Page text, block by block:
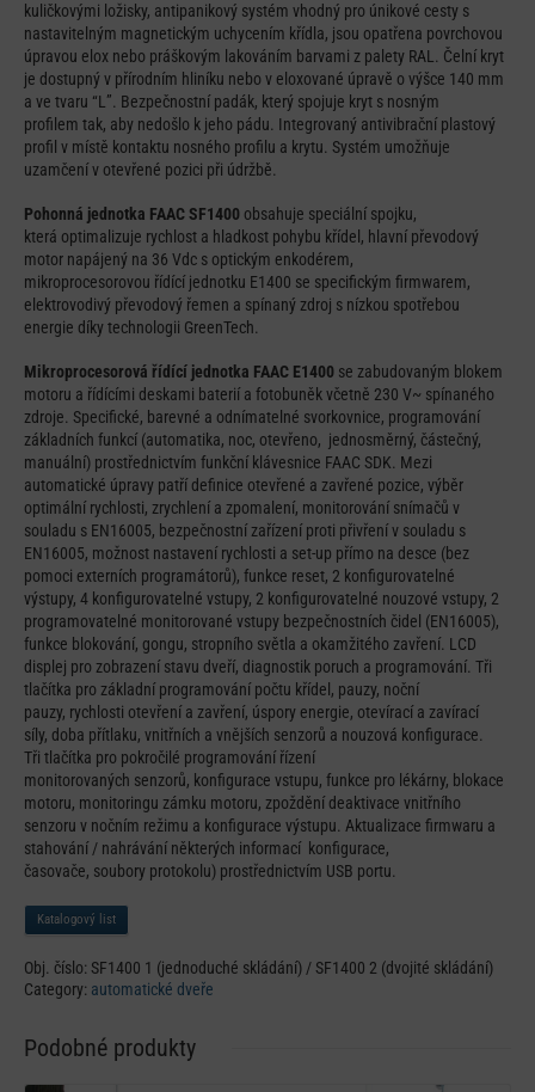
kuličkovými ložisky, antipanikový systém vhodný pro únikové cesty s
nastavitelným magnetickým uchycením křídla, jsou opatřena povrchovou
úpravou elox nebo práškovým lakováním barvami z palety RAL. Čelní kryt
je dostupný v přírodním hliníku nebo v eloxované úpravě o výšce 140 mm
a ve tvaru “L”. Bezpečnostní padák, který spojuje kryt s nosným
profilem tak, aby nedošlo k jeho pádu. Integrovaný antivibrační plastový
profil v místě kontaktu nosného profilu a krytu. Systém umožňuje
uzamčení v otevřené pozici při údržbě.
Pohonná jednotka FAAC SF1400 obsahuje speciální spojku,
která optimalizuje rychlost a hladkost pohybu křídel, hlavní převodový
motor napájený na 36 Vdc s optickým enkodérem,
mikroprocesorovou řídící jednotku E1400 se specifickým firmwarem,
elektrovodivý převodový řemen a spínaný zdroj s nízkou spotřebou
energie díky technologii GreenTech.
Mikroprocesorová řídící jednotka FAAC E1400 se zabudovaným blokem
motoru a řídícími deskami baterií a fotobuněk včetně 230 V~ spínaného
zdroje. Specifické, barevné a odnímatelné svorkovnice, programování
základních funkcí (automatika, noc, otevřeno, jednosměrný, částečný,
manuální) prostřednictvím funkční klávesnice FAAC SDK. Mezi
automatické úpravy patří definice otevřené a zavřené pozice, výběr
optimální rychlosti, zrychlení a zpomalení, monitorování snímačů v
souladu s EN16005, bezpečnostní zařízení proti přivření v souladu s
EN16005, možnost nastavení rychlosti a set-up přímo na desce (bez
pomoci externích programátorů), funkce reset, 2 konfigurovatelné
výstupy, 4 konfigurovatelné vstupy, 2 konfigurovatelné nouzové vstupy, 2
programovatelné monitorované vstupy bezpečnostních čidel (EN16005),
funkce blokování, gongu, stropního světla a okamžitého zavření. LCD
displej pro zobrazení stavu dveří, diagnostik poruch a programování. Tři
tlačítka pro základní programování počtu křídel, pauzy, noční
pauzy, rychlosti otevření a zavření, úspory energie, otevírací a zavírací
síly, doba přítlaku, vnitřních a vnějších senzorů a nouzová konfigurace.
Tři tlačítka pro pokročilé programování řízení
monitorovaných senzorů, konfigurace vstupu, funkce pro lékárny, blokace
motoru, monitoringu zámku motoru, zpoždění deaktivace vnitřního
senzoru v nočním režimu a konfigurace výstupu. Aktualizace firmwaru a
stahování / nahrávání některých informací konfigurace,
časovače, soubory protokolu) prostřednictvím USB portu.
Katalogový list
Obj. číslo: SF1400 1 (jednoduché skládání) / SF1400 2 (dvojité skládání)
Category: automatické dveře
Podobné produkty